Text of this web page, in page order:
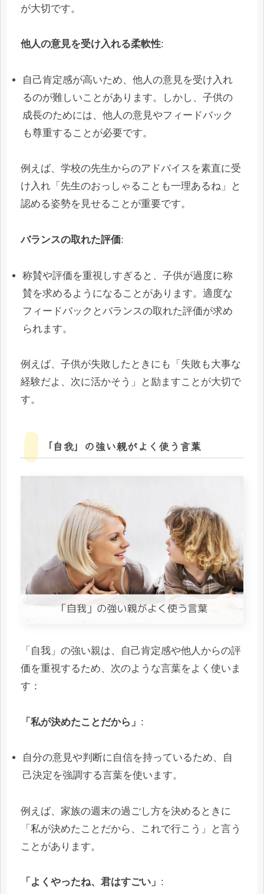
が大切です。
他人の意見を受け入れる柔軟性:
自己肯定感が高いため、他人の意見を受け入れ
るのが難しいことがあります。しかし、子供の
成長のためには、他人の意見やフィードバック
も尊重することが必要です。
例えば、学校の先生からのアドバイスを素直に受
け入れ「先生のおっしゃることも一理あるね」と
認める姿勢を見せることが重要です。
バランスの取れた評価:
称賛や評価を重視しすぎると、子供が過度に称
賛を求めるようになることがあります。適度な
フィードバックとバランスの取れた評価が求め
られます。
例えば、子供が失敗したときにも「失敗も大事な
経験だよ、次に活かそう」と励ますことが大切で
す。
「自我」の強い親がよく使う言葉
「自我」の強い親は、自己肯定感や他人からの評
価を重視するため、次のような言葉をよく使いま
す：
「私が決めたことだから」 :
自分の意見や判断に自信を持っているため、自
己決定を強調する言葉を使います。
例えば、家族の週末の過ごし方を決めるときに
「私が決めたことだから、これで行こう」と言う
ことがあります。
「よくやったね、君はすごい」 :